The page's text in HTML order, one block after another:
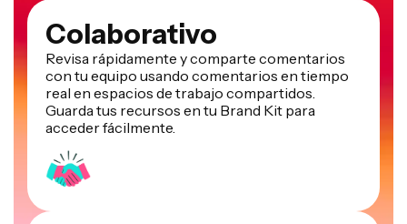
Colaborativo
Revisa rápidamente y comparte comentarios
con tu equipo usando comentarios en tiempo
real en espacios de trabajo compartidos.
Guarda tus recursos en tu Brand Kit para
acceder fácilmente.